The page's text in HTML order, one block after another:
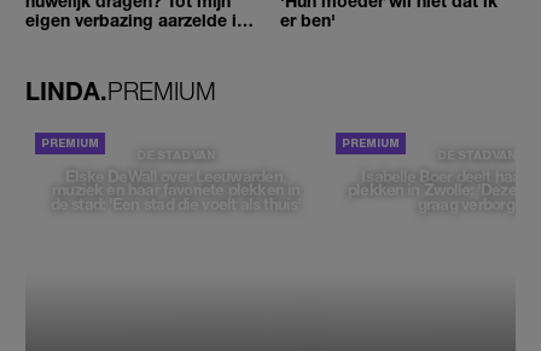
eigen verbazing aarzelde ik
er ben'
LINDA.PREMIUM
DE STAD VAN
Elske DeWall over Leeuwarden,
muziek en haar favoriete plekken in
de stad: 'Een stad die voelt als thuis'
DE STAD VAN
Isabelle Boer deelt haar
plekken in Zwolle: 'Deze
graag verborgen'